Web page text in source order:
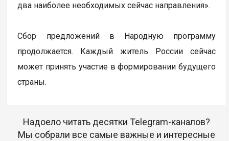
два наиболее необходимых сейчас направления».
Сбор предложений в Народную программу
продолжается. Каждый житель России сейчас
может принять участие в формировании будущего
страны.
Надоело читать десятки Telegram-каналов?
Мы собрали все самые важные и интересные